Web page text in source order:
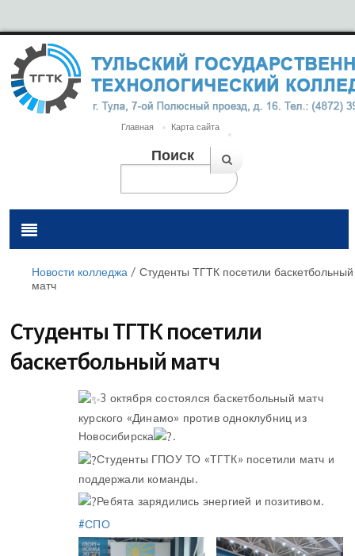
Главная Карта сайта
Поиск
Новости колледжа / Студенты ТГТК посетили баскетбольный
матч
Студенты ТГТК посетили
баскетбольный матч
3 октября состоялся баскетбольный матч
курского «Динамо» против одноклубниц из
Новосибирска
.
Студенты ГПОУ ТО «ТГТК» посетили матч и
поддержали команды.
Ребята зарядились энергией и позитивом.
#СПО